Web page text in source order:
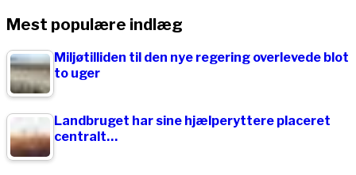
Mest populære indlæg
Miljøtilliden til den nye regering overlevede blot
to uger
Landbruget har sine hjælperyttere placeret
centralt…